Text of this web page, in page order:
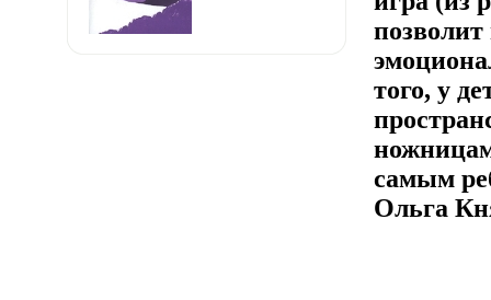
того, у
самым
Ольга